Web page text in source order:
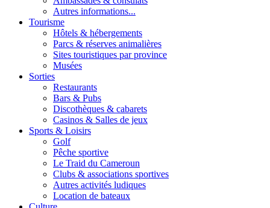
Autres informations...
Tourisme
Hôtels & hébergements
Parcs & réserves animalières
Sites touristiques par province
Musées
Sorties
Restaurants
Bars & Pubs
Discothèques & cabarets
Casinos & Salles de jeux
Sports & Loisirs
Golf
Pêche sportive
Le Traid du Cameroun
Clubs & associations sportives
Autres activités ludiques
Location de bateaux